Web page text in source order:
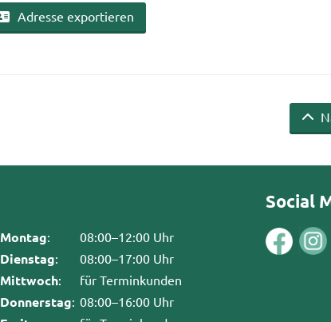
Adres­se ex­por­tie­ren
Montag: 08:00–12:00 Uhr
Dienstag: 08:00–17:00 Uhr
Mittwoch: für Terminkunden
Donnerstag: 08:00–16:00 Uhr
Social